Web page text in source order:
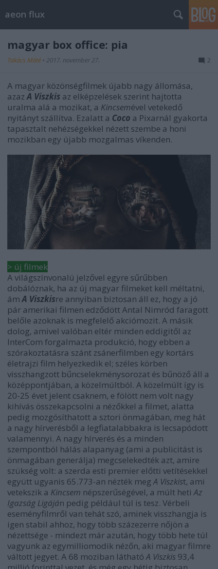
aeon flux
magyar box office: pia
Takács Máté • 2017. november 27. 2
A magyar közönségfilmek újabb nagy állomása,
azazA Viszkis az elképzelések szerint hajtotta
uralma alá a mozikat, a Kincsemével vetekedő
nyitányt szállítva. Ezalatt a Coco a Pixarnál gyakorta
tapasztalt nehézségekkel nézett szembe a honi
mozikban egy újabb mozgalmas víkenden.
> új filmek
A világszínvonalú jelzővel egyre sűrűbben
dobálóznak, ha az új magyar filmeket kell méltatni,
ámA Viszkisre annyiban biztosan áll ez, hogy a jó
pár amerikai filmen edződött Antal Nimród faragott
belőle azoknak is megfelelő akciómozit. A másik
dolog, amivel valóban eltér minden eddigitől az
InterCom forgalmazta produkció, hogy ebben a
szórakoztatásra szánt zsánerfilmben egy kortárs
életrajzi film helyezkedik el; széles körben
visszhangzott bűncselekménysorozat és bűnöző áll a
középpontjában, a közelmúltból. A közelmúlt így is
20-25 évet jelent csaknem, e fölött nem volt nagy
kihívás összekapcsolni a nézőkkel a filmet, alatta
pedig mozgósíthatott a sztori önmagában, meg hát
a nagy hírverésből a legfiatalabbakra is lecsapódott
valamennyi. A nagy hírverés és a minden
szempontból hálás alapanyag (ami a publicitást is
önmagában generálja) megcselekedték azt, amire
szükség volt: a szerda esti premier előtti vetítésekkel
együtt ugyanis 65.773-an nézték megA Viszkist, ami
vetekszik a Kincsem népszerűségével, a múlt hetiAz
Igazság Ligáján pedig például túl is tesz. Vérbeli
eseményfilmről van tehát szó, aminek visszhangja is
igen stabil ahhoz, hogy több százezerre nőjön a
nézettsége - mindezt már azután, hogy több hete túl
vagyunk az egymilliomodik nézőn, aki magyar filmre
váltott jegyet. A 68 moziban láthatóA Viszkis 93,4